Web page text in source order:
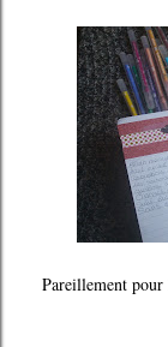
Pareillement